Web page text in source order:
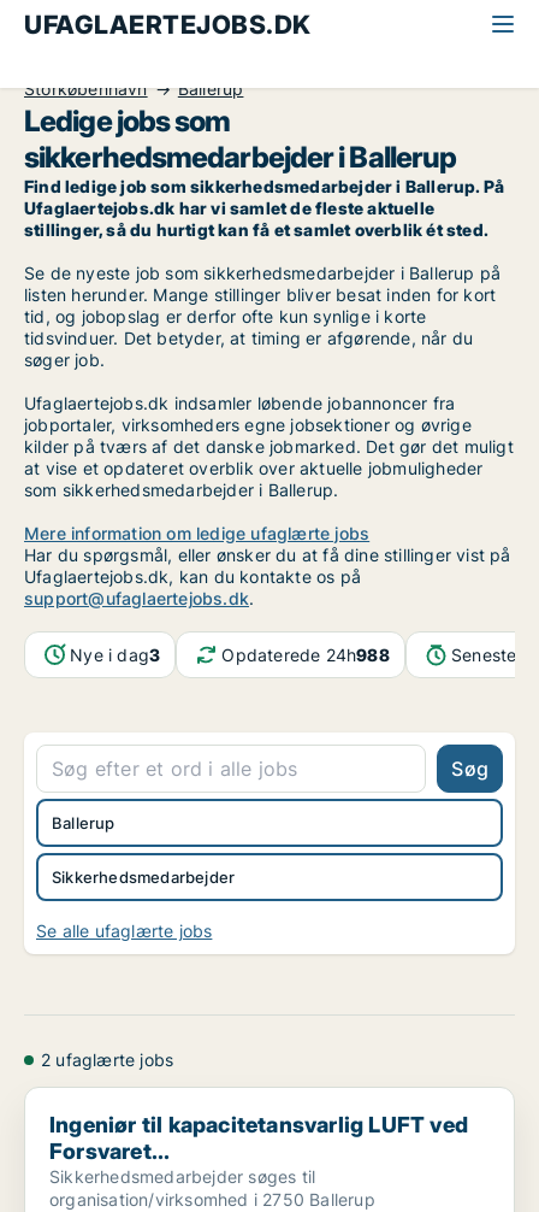
UFAGLAERTEJOBS.DK
Storkøbenhavn
Ballerup
Ledige jobs som
sikkerhedsmedarbejder i Ballerup
Find ledige job som sikkerhedsmedarbejder i Ballerup. På
Ufaglaertejobs.dk har vi samlet de fleste aktuelle
stillinger, så du hurtigt kan få et samlet overblik ét sted.
Se de nyeste job som sikkerhedsmedarbejder i Ballerup på
listen herunder. Mange stillinger bliver besat inden for kort
tid, og jobopslag er derfor ofte kun synlige i korte
tidsvinduer. Det betyder, at timing er afgørende, når du
søger job.
Ufaglaertejobs.dk indsamler løbende jobannoncer fra
jobportaler, virksomheders egne jobsektioner og øvrige
kilder på tværs af det danske jobmarked. Det gør det muligt
at vise et opdateret overblik over aktuelle jobmuligheder
som sikkerhedsmedarbejder i Ballerup.
Mere information om ledige ufaglærte jobs
Har du spørgsmål, eller ønsker du at få dine stillinger vist på
Ufaglaertejobs.dk, kan du kontakte os på
support@ufaglaertejobs.dk.
Nye i dag3 Opdaterede 24h988 Seneste
Søg
Sikkerhedsmedarbejder
Ballerup
Se alle ufaglærte jobs
2 ufaglærte jobs
Ingeniør til kapacitetansvarlig LUFT ved Forsvaret...
Ingeniør til kapacitetansvarlig LUFT ved
Forsvaret...
Sikkerhedsmedarbejder søges til
organisation/virksomhed i 2750 Ballerup